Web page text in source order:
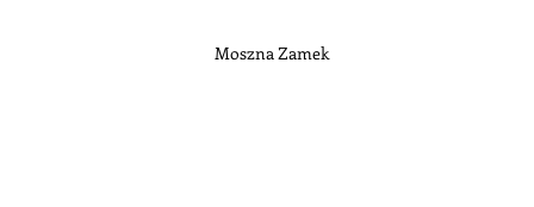
Moszna Zamek